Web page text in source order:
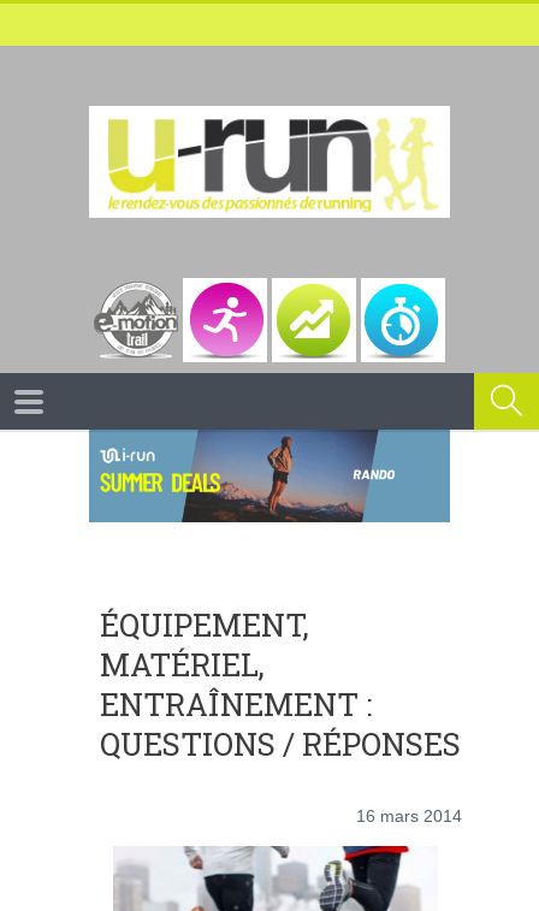
ÉQUIPEMENT,
MATÉRIEL,
ENTRAÎNEMENT :
QUESTIONS / RÉPONSES
16 mars 2014